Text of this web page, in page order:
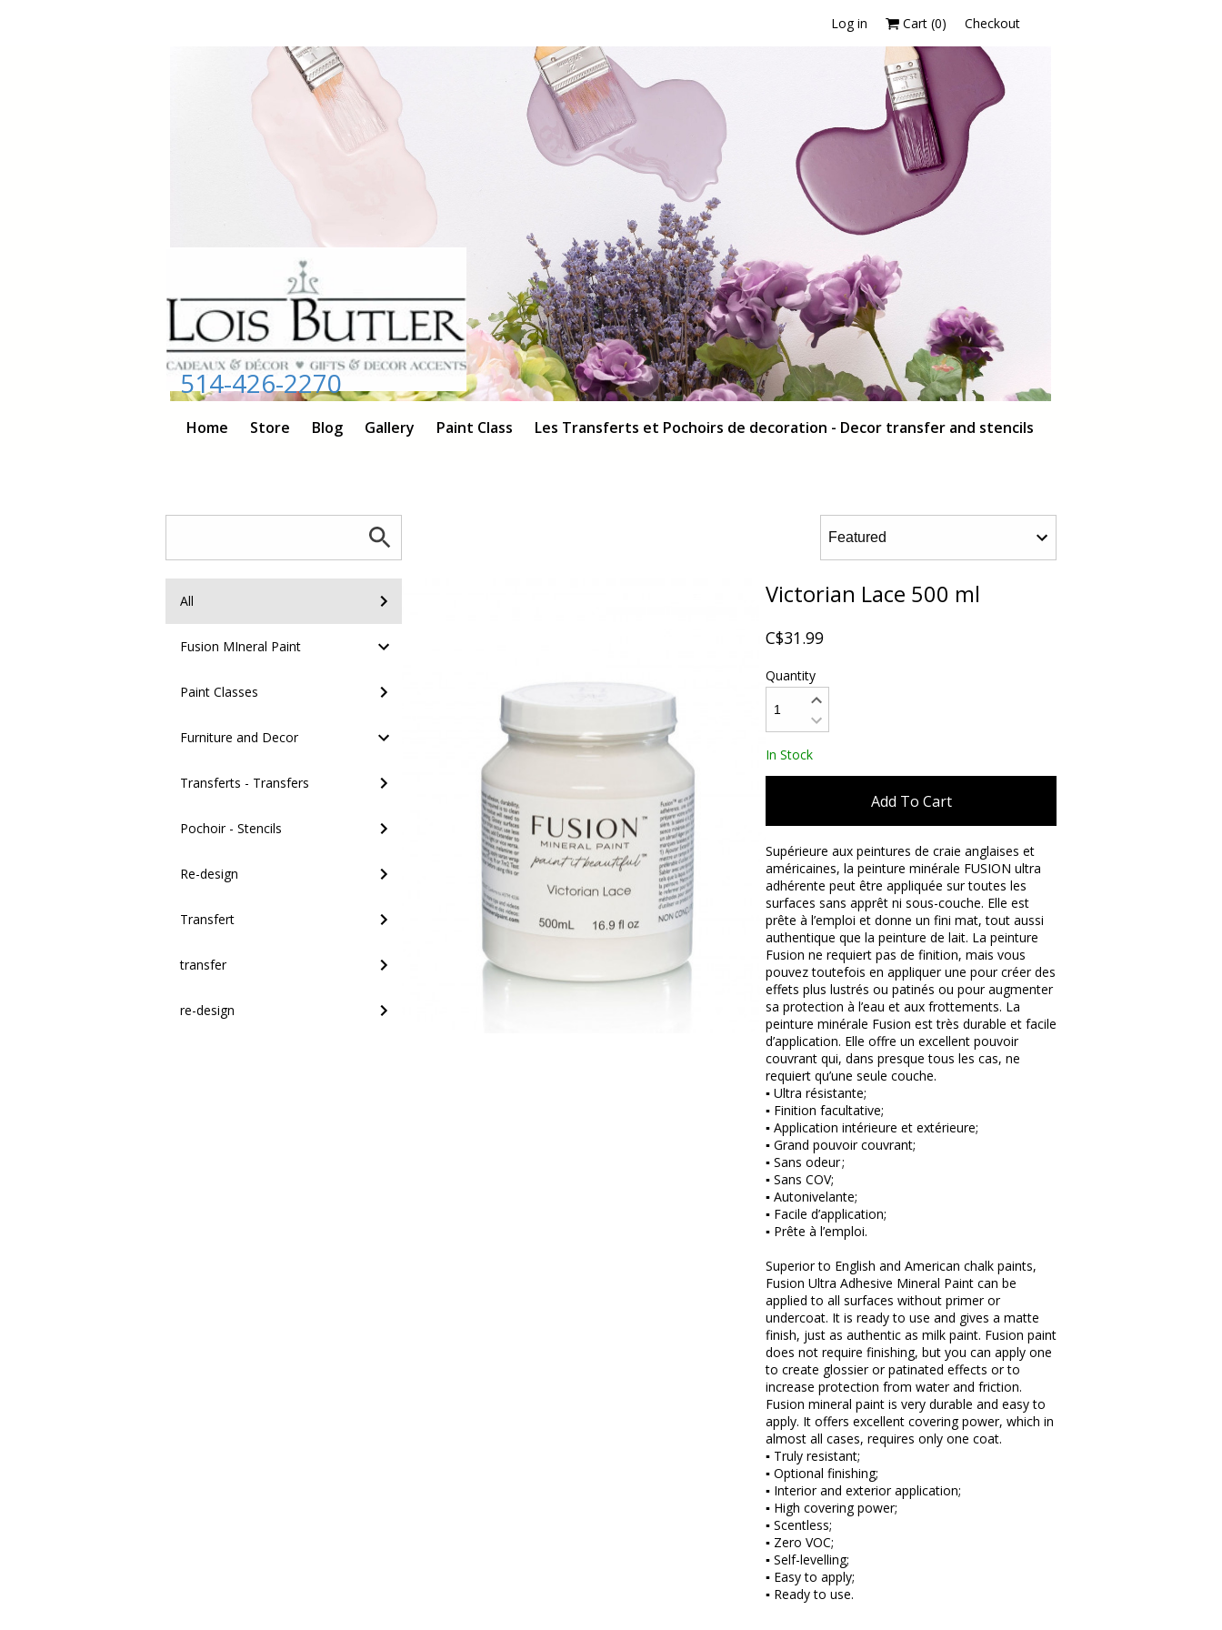
Log in Cart (0) Checkout
514-426-2270
Home Store Blog Gallery Paint Class Les Transferts et Pochoirs de decoration - Decor transfer and stencils
All
Fusion MIneral Paint
Paint Classes
Furniture and Decor
Transferts - Transfers
Pochoir - Stencils
Re-design
Transfert
transfer
re-design
Victorian Lace 500 ml
C$31.99
Quantity
In Stock
Add To Cart
Supérieure aux peintures de craie anglaises et
américaines, la peinture minérale FUSION ultra
adhérente peut être appliquée sur toutes les
surfaces sans apprêt ni sous-couche. Elle est
prête à l’emploi et donne un fini mat, tout aussi
authentique que la peinture de lait. La peinture
Fusion ne requiert pas de finition, mais vous
pouvez toutefois en appliquer une pour créer des
effets plus lustrés ou patinés ou pour augmenter
sa protection à l’eau et aux frottements. La
peinture minérale Fusion est très durable et facile
d’application. Elle offre un excellent pouvoir
couvrant qui, dans presque tous les cas, ne
requiert qu’une seule couche.
▪ Ultra résistante;
▪ Finition facultative;
▪ Application intérieure et extérieure;
▪ Grand pouvoir couvrant;
▪ Sans odeur ;
▪ Sans COV;
▪ Autonivelante;
▪ Facile d’application;
▪ Prête à l’emploi.
Superior to English and American chalk paints,
Fusion Ultra Adhesive Mineral Paint can be
applied to all surfaces without primer or
undercoat. It is ready to use and gives a matte
finish, just as authentic as milk paint. Fusion paint
does not require finishing, but you can apply one
to create glossier or patinated effects or to
increase protection from water and friction.
Fusion mineral paint is very durable and easy to
apply. It offers excellent covering power, which in
almost all cases, requires only one coat.
▪ Truly resistant;
▪ Optional finishing;
▪ Interior and exterior application;
▪ High covering power;
▪ Scentless;
▪ Zero VOC;
▪ Self-levelling;
▪ Easy to apply;
▪ Ready to use.